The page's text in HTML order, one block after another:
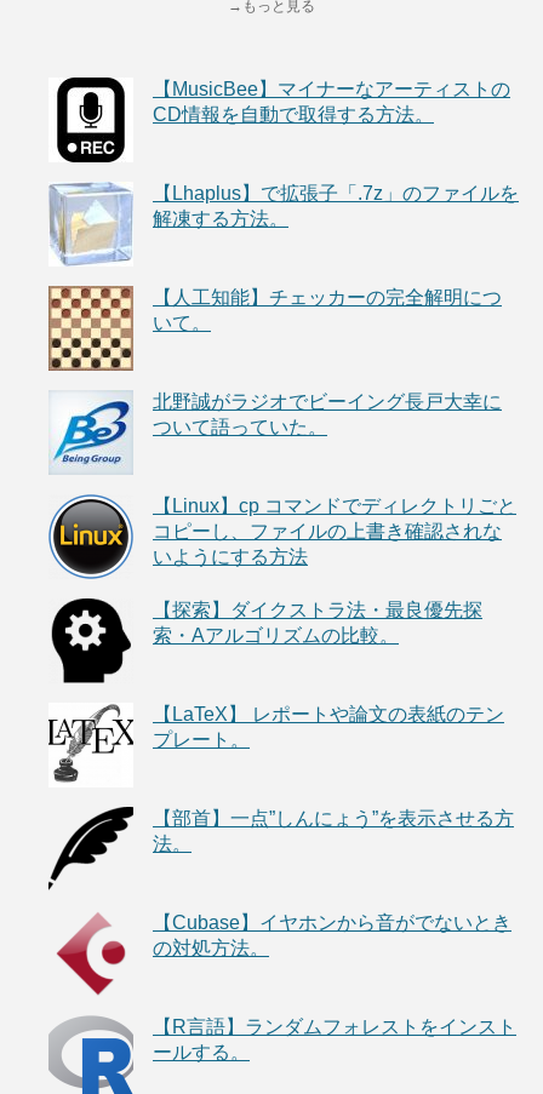
→もっと見る
【MusicBee】マイナーなアーティストの
CD情報を自動で取得する方法。
【Lhaplus】で拡張子「.7z」のファイルを
解凍する方法。
【人工知能】チェッカーの完全解明につ
いて。
北野誠がラジオでビーイング長戸大幸に
ついて語っていた。
【Linux】cp コマンドでディレクトリごと
コピーし、ファイルの上書き確認されな
いようにする方法
【探索】ダイクストラ法・最良優先探
索・Aアルゴリズムの比較。
【LaTeX】 レポートや論文の表紙のテン
プレート。
【部首】一点”しんにょう”を表示させる方
法。
【Cubase】イヤホンから音がでないとき
の対処方法。
【R言語】ランダムフォレストをインスト
ールする。